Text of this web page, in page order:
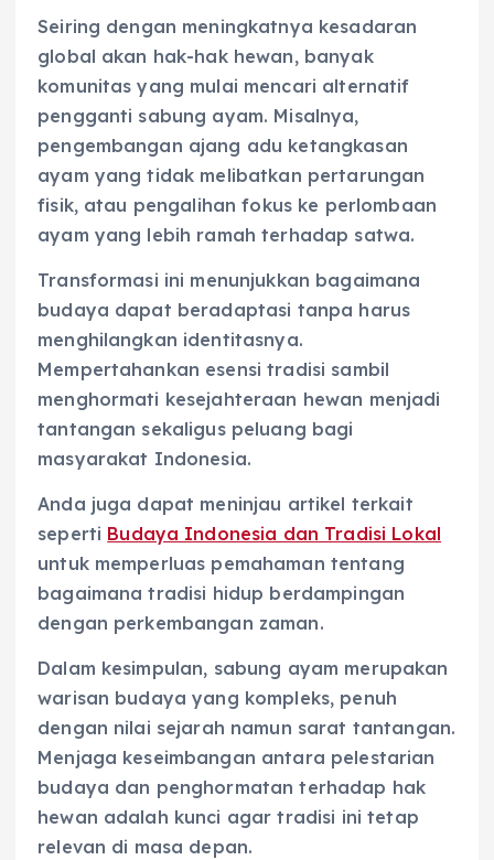
Seiring dengan meningkatnya kesadaran
global akan hak-hak hewan, banyak
komunitas yang mulai mencari alternatif
pengganti sabung ayam. Misalnya,
pengembangan ajang adu ketangkasan
ayam yang tidak melibatkan pertarungan
fisik, atau pengalihan fokus ke perlombaan
ayam yang lebih ramah terhadap satwa.
Transformasi ini menunjukkan bagaimana
budaya dapat beradaptasi tanpa harus
menghilangkan identitasnya.
Mempertahankan esensi tradisi sambil
menghormati kesejahteraan hewan menjadi
tantangan sekaligus peluang bagi
masyarakat Indonesia.
Anda juga dapat meninjau artikel terkait
seperti Budaya Indonesia dan Tradisi Lokal
untuk memperluas pemahaman tentang
bagaimana tradisi hidup berdampingan
dengan perkembangan zaman.
Dalam kesimpulan, sabung ayam merupakan
warisan budaya yang kompleks, penuh
dengan nilai sejarah namun sarat tantangan.
Menjaga keseimbangan antara pelestarian
budaya dan penghormatan terhadap hak
hewan adalah kunci agar tradisi ini tetap
relevan di masa depan.